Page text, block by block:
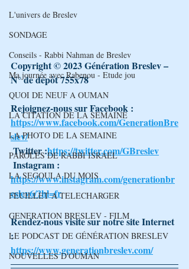
L'univers de Breslev
SONDAGE
Conseils - Rabbi Nahman de Breslev
Ma journée avec Rabenou - Etude jou
QUOI DE NEUF A OUMAN
LA CITATION DE LA SEMAINE
LA PHOTO DE LA SEMAINE
PAROLES DE RABBI ISRAEL
LA SEGOULA DU MOIS
FEUILLET A TELECHARGER
GENERATION BRESLEV - FILM
LE PODCAST DE GÉNÉRATION BRESLEV
NOUVELLES D'OUMAN
Copyright © 2023 Génération Breslev –
N° de dépôt 755x78
Rejoignez-nous sur Facebook :
https://www.facebook.com/GenerationBre
slev/
Twitter :https://twitter.com/GBreslev
Instagram :
https://www.instagram.com/generationbr
eslev6/?hl=fr
Rendez-nous visite sur notre site Internet
:
https://www.generationbreslev.com/